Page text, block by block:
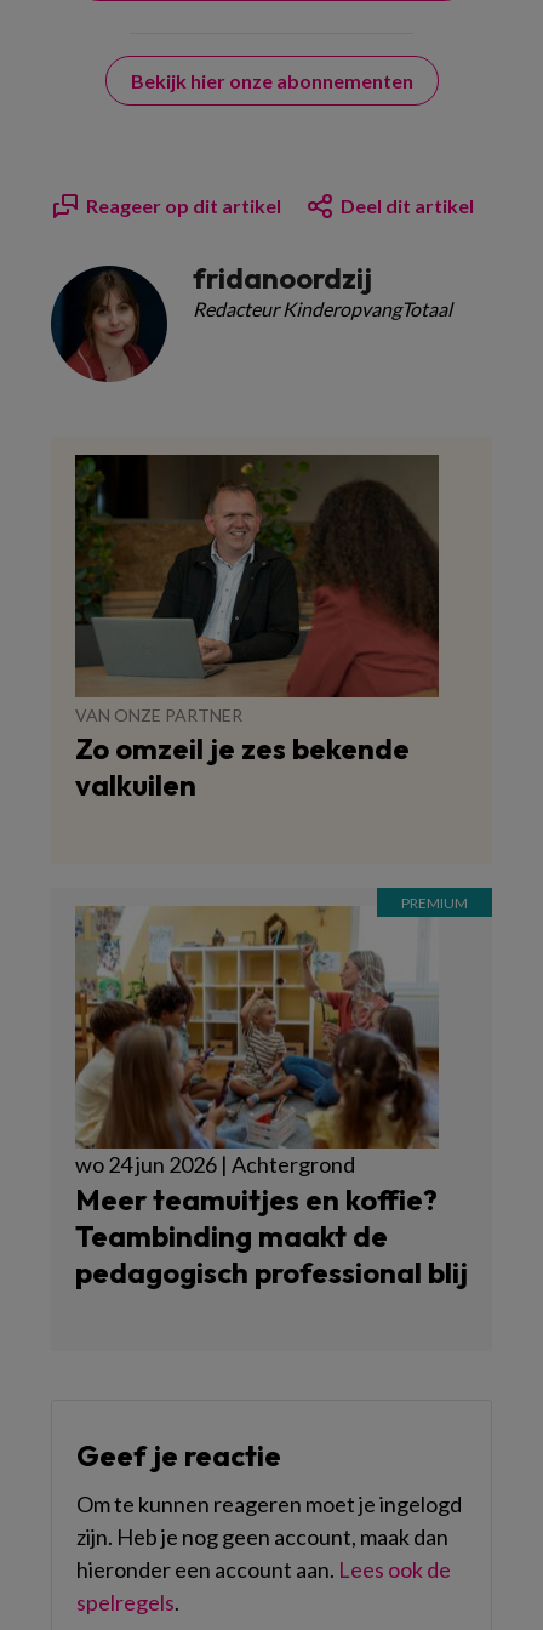
Bekijk hier onze abonnementen
Reageer op dit artikel Deel dit artikel
fridanoordzij
Redacteur KinderopvangTotaal
VAN ONZE PARTNER
Zo omzeil je zes bekende
valkuilen
wo 24 jun 2026 | Achtergrond
Meer teamuitjes en koffie?
Teambinding maakt de
pedagogisch professional blij
Geef je reactie
Om te kunnen reageren moet je ingelogd
zijn. Heb je nog geen account, maak dan
hieronder een account aan. Lees ook de
spelregels.